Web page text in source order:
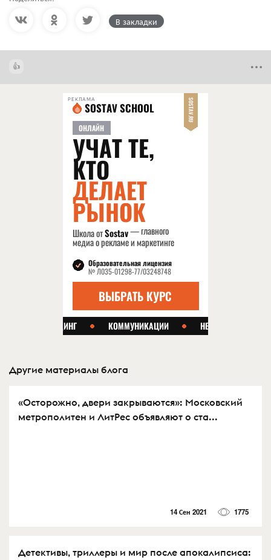
В закладки
РЕКЛАМА
Другие материалы блога
«Осторожно, двери закрываются»: Московский
метрополитен и ЛитРес объявляют о ста...
14 Сен 2021 1775
Детективы, триллеры и мир после апокалипсиса: